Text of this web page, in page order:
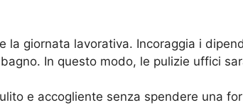
la giornata lavorativa. Incoraggia i
In questo modo, le pulizie uffici
e accogliente senza spendere una